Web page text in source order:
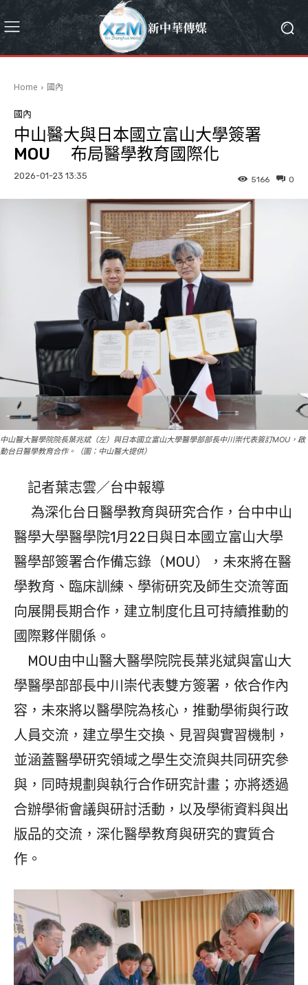
Home 國內
國內
中山醫大與日本國立富山大學簽署
MOU 布局醫學教育國際化
2026-01-23 13:35 0
5166
中山醫大醫學院院長葉兆斌（左）與日本國立富山大學醫學部部長中川崇代表簽訂MOU，啟
動台日醫學教育合作。（圖：中山醫大提供）
記者葉志雲／台中報導
為深化台日醫學教育與研究合作，台中中山
醫學大學醫學院1月22日與日本國立富山大學
醫學部簽署合作備忘錄（MOU），未來將在醫
學教育、臨床訓練、學術研究及師生交流等面
向展開長期合作，建立制度化且可持續推動的
國際夥伴關係。
MOU由中山醫大醫學院院長葉兆斌與富山大
學醫學部部長中川崇代表雙方簽署，依合作內
容，未來將以醫學院為核心，推動學術與行政
人員交流，建立學生交換、見習與實習機制，
並涵蓋醫學研究領域之學生交流與共同研究參
與，同時規劃與執行合作研究計畫；亦將透過
合辦學術會議與研討活動，以及學術資料與出
版品的交流，深化醫學教育與研究的實質合
作。